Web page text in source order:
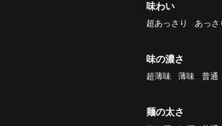
味わい
超あっさり あっさ
味の濃さ
超薄味 薄味 普通
麺の太さ